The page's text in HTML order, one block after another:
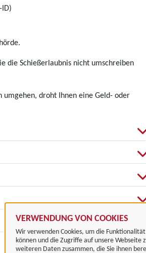
VERWENDUNG VON COOKIES
Wir verwenden Cookies, um die
können und die Zugriffe auf unsere
weiteren Daten zusammen, die Sie ihnen
die Schießerlaubnis nicht umschreiben
droht Ihnen eine Geld- oder